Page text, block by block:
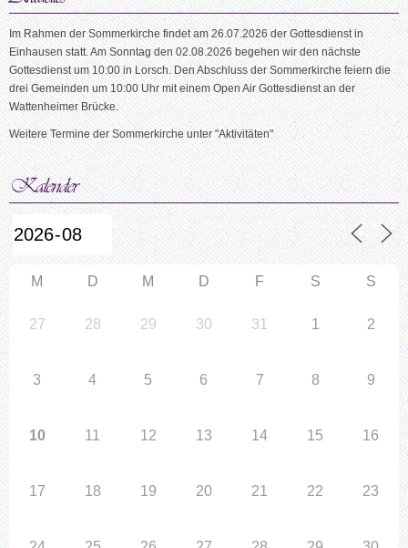
Im Rahmen der Sommerkirche findet am 26.07.2026 der Gottesdienst in
Einhausen statt. Am Sonntag den 02.08.2026 begehen wir den nächste
Gottesdienst um 10:00 in Lorsch. Den Abschluss der Sommerkirche feiern die
drei Gemeinden um 10:00 Uhr mit einem Open Air Gottesdienst an der
Wattenheimer Brücke.
Weitere Termine der Sommerkirche unter "Aktivitäten"
M D M D F S S
27 28 29 30 31 1 2
3 4 5 6 7 8 9
10 11 12 13 14 15 16
17 18 19 20 21 22 23